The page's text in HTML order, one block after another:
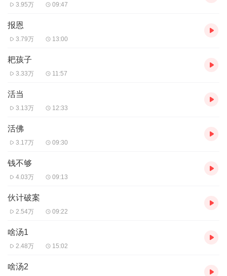
3.95万 09:47
报恩
3.79万 13:00
耙孩子
3.33万 11:57
活当
3.13万 12:33
活佛
3.17万 09:30
钱不够
4.03万 09:13
伙计破案
2.54万 09:22
啥汤1
2.48万 15:02
啥汤2